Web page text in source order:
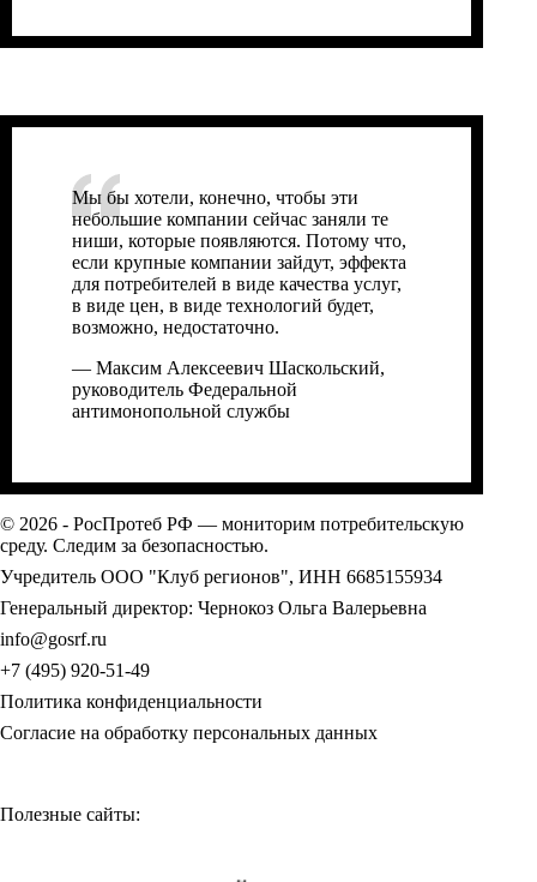
Мы бы хотели, конечно, чтобы эти
небольшие компании сейчас заняли те
ниши, которые появляются. Потому что,
если крупные компании зайдут, эффекта
для потребителей в виде качества услуг,
в виде цен, в виде технологий будет,
возможно, недостаточно.
— Максим Алексеевич Шаскольский,
руководитель Федеральной
антимонопольной службы
© 2026 - РосПротеб РФ — мониторим потребительскую
среду. Следим за безопасностью.
Учредитель ООО "Клуб регионов", ИНН 6685155934
Генеральный директор: Чернокоз Ольга Валерьевна
info@gosrf.ru
+7 (495) 920-51-49
Политика конфиденциальности
Согласие на обработку персональных данных
Полезные сайты: